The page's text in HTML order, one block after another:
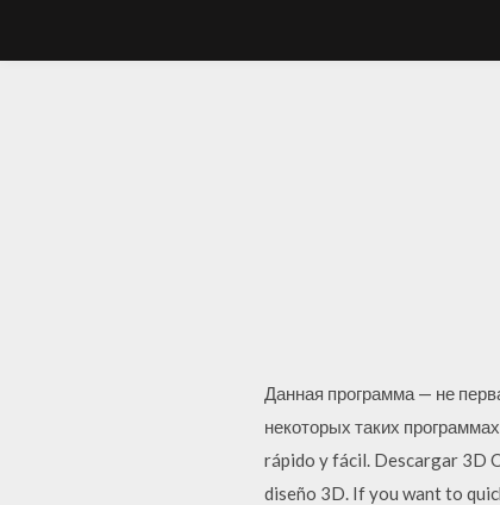
Данная программа — не
некоторых таких
rápido y fácil. Descargar 3D
diseño 3D. If you want to